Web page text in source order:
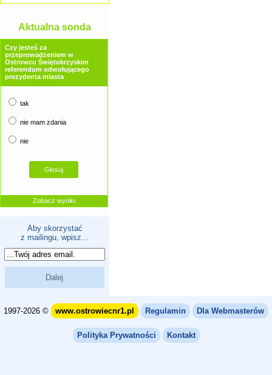
Aktualna sonda
Czy jesteś za
przeprowadzeniem w
Ostrowcu Świętokrzyskim
referendum odwołującego
prezydenta miasta
tak
nie mam zdania
nie
Zobacz wyniki
Aby skorzystać
z mailingu, wpisz...
1997-2026 © www.ostrowiecnr1.pl Regulamin Dla Webmasterów
Polityka Prywatności Kontakt